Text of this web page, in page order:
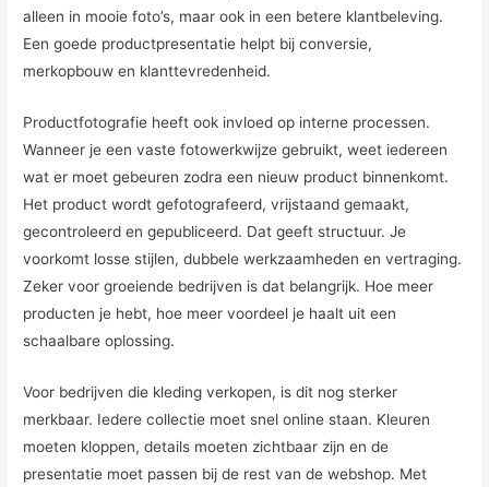
alleen in mooie foto’s, maar ook in een betere klantbeleving.
Een goede productpresentatie helpt bij conversie,
merkopbouw en klanttevredenheid.
Productfotografie heeft ook invloed op interne processen.
Wanneer je een vaste fotowerkwijze gebruikt, weet iedereen
wat er moet gebeuren zodra een nieuw product binnenkomt.
Het product wordt gefotografeerd, vrijstaand gemaakt,
gecontroleerd en gepubliceerd. Dat geeft structuur. Je
voorkomt losse stijlen, dubbele werkzaamheden en vertraging.
Zeker voor groeiende bedrijven is dat belangrijk. Hoe meer
producten je hebt, hoe meer voordeel je haalt uit een
schaalbare oplossing.
Voor bedrijven die kleding verkopen, is dit nog sterker
merkbaar. Iedere collectie moet snel online staan. Kleuren
moeten kloppen, details moeten zichtbaar zijn en de
presentatie moet passen bij de rest van de webshop. Met